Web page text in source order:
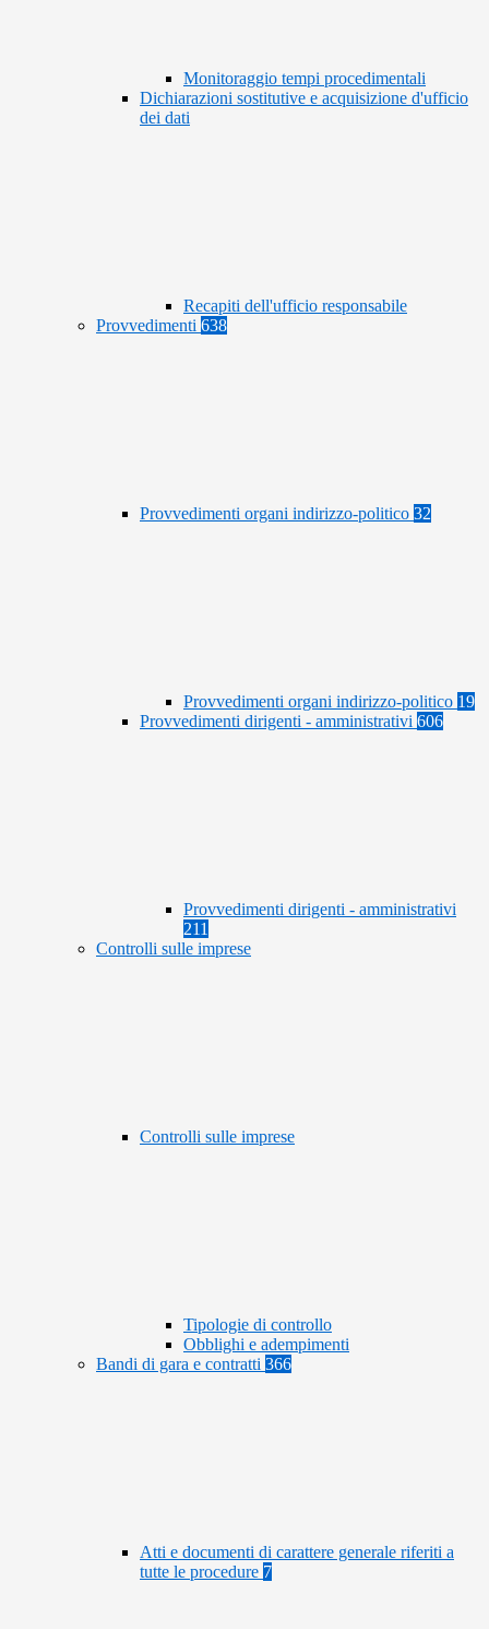
Monitoraggio tempi procedimentali
Dichiarazioni sostitutive e acquisizione d'ufficio
dei dati
Recapiti dell'ufficio responsabile
Provvedimenti 638
Provvedimenti organi indirizzo-politico 32
Provvedimenti organi indirizzo-politico 19
Provvedimenti dirigenti - amministrativi 606
Provvedimenti dirigenti - amministrativi
211
Controlli sulle imprese
Controlli sulle imprese
Tipologie di controllo
Obblighi e adempimenti
Bandi di gara e contratti 366
Atti e documenti di carattere generale riferiti a
tutte le procedure 7